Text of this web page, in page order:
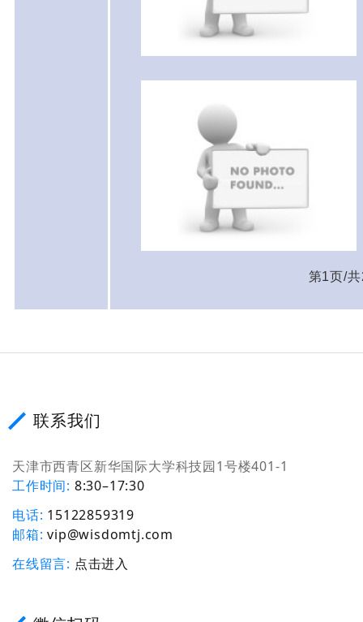
第1页/
联系我们
天津市西青区新华国际大学科技园1号楼401-1
工作时间 8:30–17:30
电话 15122859319
邮箱 vip@wisdomtj.com
在线留言 点击进入